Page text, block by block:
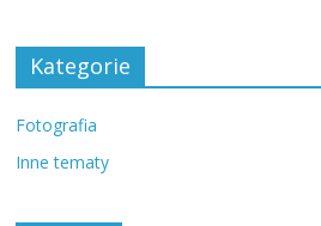
Kategorie
Fotografia
Inne tematy